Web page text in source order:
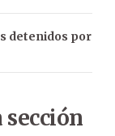
detenidos por
sección